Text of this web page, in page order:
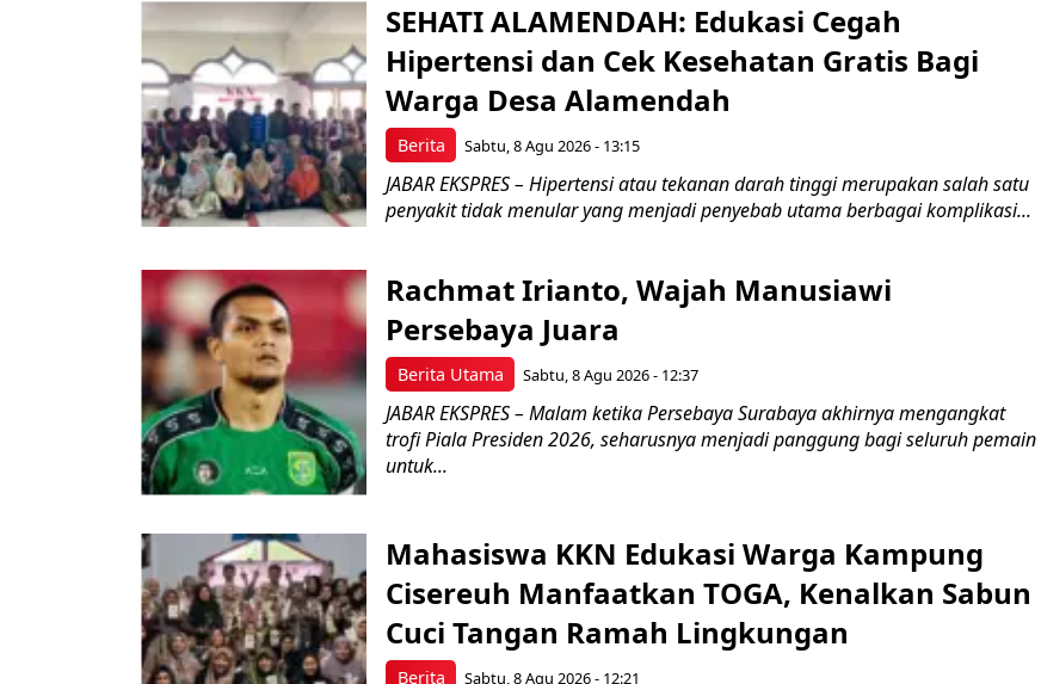
Berita
SEHATI ALAMENDAH: Edukasi Cegah
Hipertensi dan Cek Kesehatan Gratis Bagi
Warga Desa Alamendah
Sabtu, 8 Agu 2026 - 13:15
JABAR EKSPRES – Hipertensi atau tekanan darah tinggi merupakan salah satu
penyakit tidak menular yang menjadi penyebab utama berbagai komplikasi...
Berita Utama
Rachmat Irianto, Wajah Manusiawi
Persebaya Juara
Sabtu, 8 Agu 2026 - 12:37
JABAR EKSPRES – Malam ketika Persebaya Surabaya akhirnya mengangkat
trofi Piala Presiden 2026, seharusnya menjadi panggung bagi seluruh pemain
untuk...
Berita
Mahasiswa KKN Edukasi Warga Kampung
Cisereuh Manfaatkan TOGA, Kenalkan Sabun
Cuci Tangan Ramah Lingkungan
Sabtu, 8 Agu 2026 - 12:21